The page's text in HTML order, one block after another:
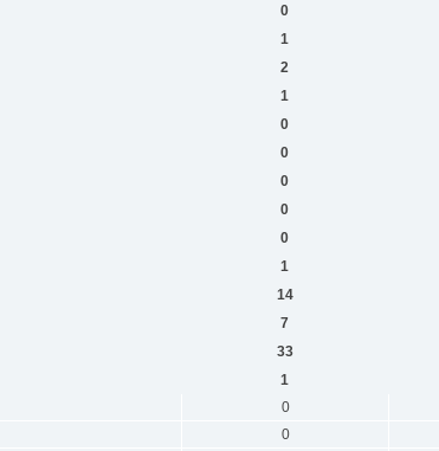
0
1
2
1
0
0
0
0
0
1
14
7
33
1
0
0